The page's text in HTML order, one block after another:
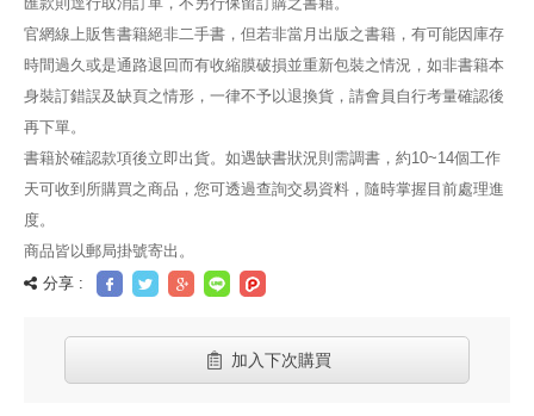
官網線上販售書籍絕非二手書，但若非當月出版之書籍，有可能因庫存
時間過久或是通路退回而有收縮膜破損並重新包裝之情況，如非書籍本
身裝訂錯誤及缺頁之情形，一律不予以退換貨，請會員自行考量確認後
再下單。
書籍於確認款項後立即出貨。如遇缺書狀況則需調書，約10~14個工作
天可收到所購買之商品，您可透過查詢交易資料，隨時掌握目前處理進
度。
商品皆以郵局掛號寄出。
分享 :
加入下次購買